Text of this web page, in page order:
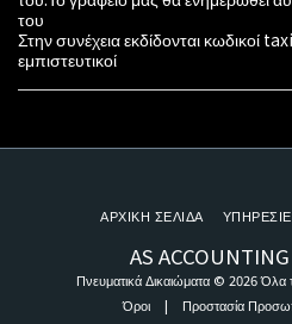
του
Στην συνέχεια εκδίδονται κωδικοί
εμπιστευτικοί
AS
Πνευματικά Δικαιώματα © 2026 Όλα
Όροι| Προστασία
ΑΡΧΙΚΉ ΣΕΛΊΔΑ